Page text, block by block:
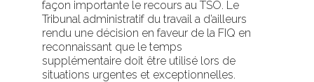
façon importante le recours au TSO. Le
Tribunal administratif du travail a d’ailleurs
rendu une décision en faveur de la FIQ en
reconnaissant que le temps
supplémentaire doit être utilisé lors de
situations urgentes et exceptionnelles.